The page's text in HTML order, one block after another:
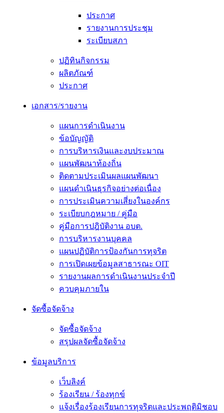
ประกาศ
รายงานการประชุม
ระเบียบสภา
ปฏิทินกิจกรรม
ผลิตภัณฑ์
ประกาศ
เอกสาร/รายงาน
แผนการดำเนินงาน
ข้อบัญญัติ
การบริหารเงินและงบประมาณ
แผนพัฒนาท้องถิ่น
ติดตามประเมินผลแผนพัฒนา
แผนดำเนินธุรกิจอย่างต่อเนื่อง
การประเมินความเสี่ยงในองค์กร
ระเบียบกฎหมาย / คู่มือ
คู่มือการปฎิบัติงาน อบต.
การบริหารงานบุคคล
แผนปฏิบัติการป้องกันการทุจริต
การเปิดเผยข้อมูลสาธารณะ OIT
รายงานผลการดำเนินงานประจำปี
ควบคุมภายใน
จัดซื้อจัดจ้าง
จัดซื้อจัดจ้าง
สรุปผลจัดซื้อจัดจ้าง
ข้อมูลบริการ
เว็บลิงค์
ร้องเรียน / ร้องทุกข์
แจ้งเรื่องร้องเรียนการทุจริตและประพฤติมิชอบ